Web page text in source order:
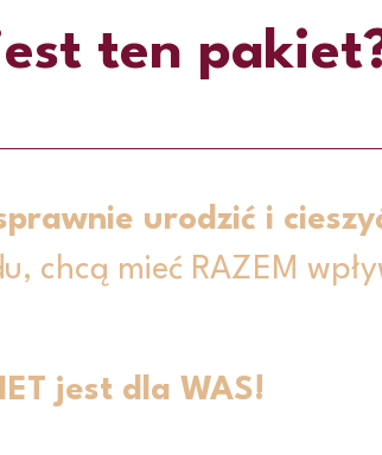
ten
urodzić i
chcą mieć RAZEM
jest dla WAS!